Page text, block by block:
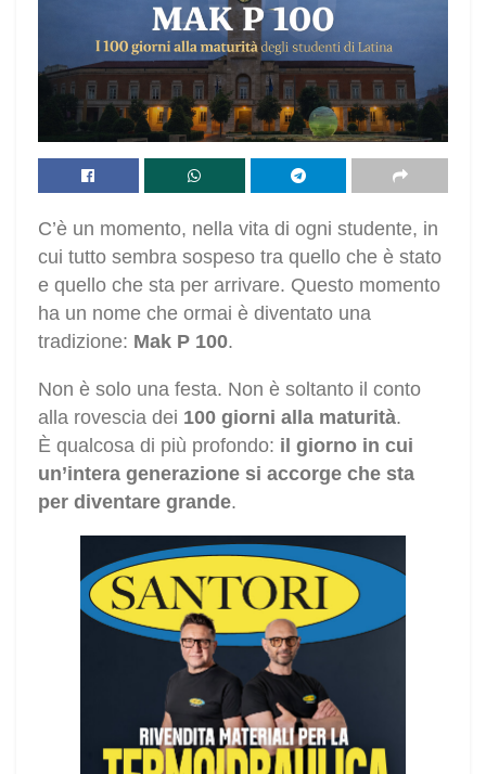
C’è un momento, nella vita di ogni studente, in
cui tutto sembra sospeso tra quello che è stato
e quello che sta per arrivare. Questo momento
ha un nome che ormai è diventato una
tradizione: Mak P 100.
Non è solo una festa. Non è soltanto il conto
alla rovescia dei 100 giorni alla maturità.
È qualcosa di più profondo: il giorno in cui
un’intera generazione si accorge che sta
per diventare grande.